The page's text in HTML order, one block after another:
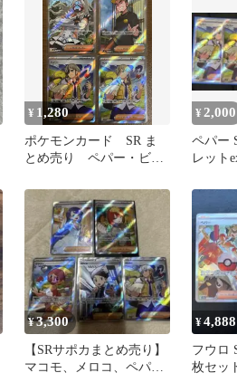
¥ 1,280
ポケモンカード SR ま
とめ売り ペパー・ビ
¥ 2,000
ペパー
レット
¥3,300
【SRサポカまとめ売り】
マコモ、メロコ、ペパ
¥4,888
フウロ
枚セッ